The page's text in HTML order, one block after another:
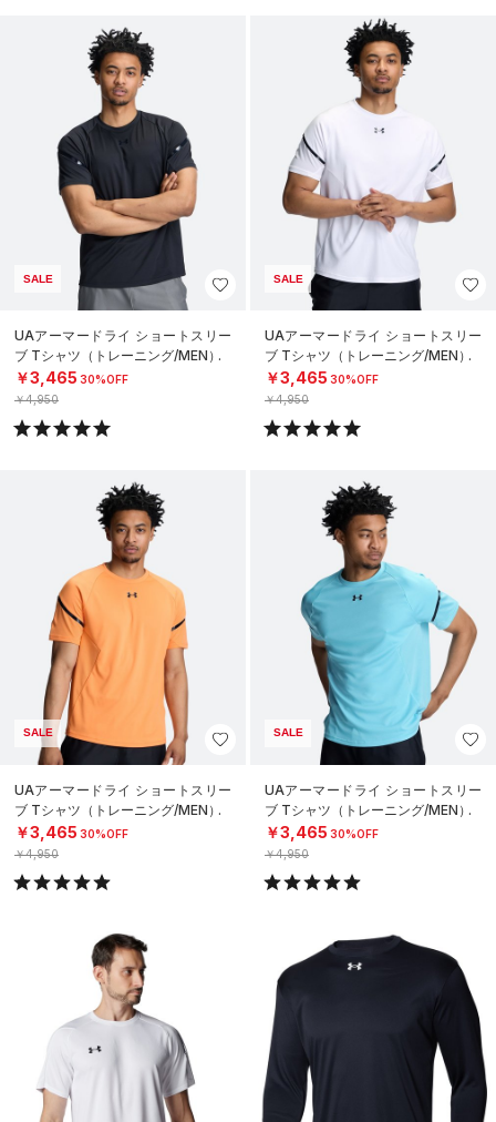
SALE
UAアーマードライ ショートスリー
ブ Tシャツ（トレーニング/MEN）
￥3,465 30%OFF
￥4,950
SALE
UAアーマードライ ショートスリー
ブ Tシャツ（トレーニング/MEN）
￥3,465 30%OFF
￥4,950
SALE
UAアーマードライ ショートスリー
ブ Tシャツ（トレーニング/MEN）
￥3,465 30%OFF
￥4,950
SALE
UAアーマードライ ショートスリー
ブ Tシャツ（トレーニング/MEN）
￥3,465 30%OFF
￥4,950